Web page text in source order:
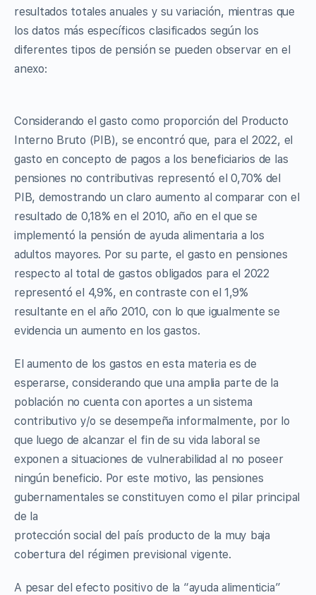
resultados totales anuales y su variación, mientras que
los datos más específicos clasificados según los
diferentes tipos de pensión se pueden observar en el
anexo:
Considerando el gasto como proporción del Producto
Interno Bruto (PIB), se encontró que, para el 2022, el
gasto en concepto de pagos a los beneficiarios de las
pensiones no contributivas representó el 0,70% del
PIB, demostrando un claro aumento al comparar con el
resultado de 0,18% en el 2010, año en el que se
implementó la pensión de ayuda alimentaria a los
adultos mayores. Por su parte, el gasto en pensiones
respecto al total de gastos obligados para el 2022
representó el 4,9%, en contraste con el 1,9%
resultante en el año 2010, con lo que igualmente se
evidencia un aumento en los gastos.
El aumento de los gastos en esta materia es de
esperarse, considerando que una amplia parte de la
población no cuenta con aportes a un sistema
contributivo y/o se desempeña informalmente, por lo
que luego de alcanzar el fin de su vida laboral se
exponen a situaciones de vulnerabilidad al no poseer
ningún beneficio. Por este motivo, las pensiones
gubernamentales se constituyen como el pilar principal
de la
protección social del país producto de la muy baja
cobertura del régimen previsional vigente.
A pesar del efecto positivo de la “ayuda alimenticia”